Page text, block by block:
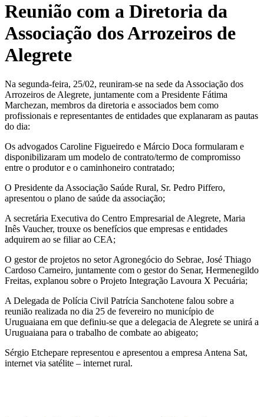
Reunião com a Diretoria da
Associação dos Arrozeiros de
Alegrete
Na segunda-feira, 25/02, reuniram-se na sede da Associação dos
Arrozeiros de Alegrete, juntamente com a Presidente Fátima
Marchezan, membros da diretoria e associados bem como
profissionais e representantes de entidades que explanaram as pautas
do dia:
Os advogados Caroline Figueiredo e Márcio Doca formularam e
disponibilizaram um modelo de contrato/termo de compromisso
entre o produtor e o caminhoneiro contratado;
O Presidente da Associação Saúde Rural, Sr. Pedro Piffero,
apresentou o plano de saúde da associação;
A secretária Executiva do Centro Empresarial de Alegrete, Maria
Inês Vaucher, trouxe os benefícios que empresas e entidades
adquirem ao se filiar ao CEA;
O gestor de projetos no setor Agronegócio do Sebrae, José Thiago
Cardoso Carneiro, juntamente com o gestor do Senar, Hermenegildo
Freitas, explanou sobre o Projeto Integração Lavoura X Pecuária;
A Delegada de Polícia Civil Patrícia Sanchotene falou sobre a
reunião realizada no dia 25 de fevereiro no município de
Uruguaiana em que definiu-se que a delegacia de Alegrete se unirá a
Uruguaiana para o trabalho de combate ao abigeato;
Sérgio Etchepare representou e apresentou a empresa Antena Sat,
internet via satélite – internet rural.